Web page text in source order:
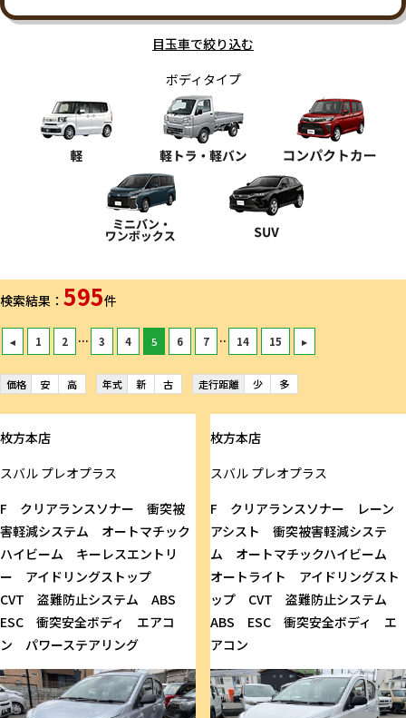
目玉車で絞り込む
ボディタイプ
検索結果： 595件
◂ 1 2 ... 3 4 5 6 7 .. 14 15 ▸
価格 安 高 年式 新 古 走行距離 少 多
枚方本店
スバル プレオプラス
F クリアランスソナー 衝突被
害軽減システム オートマチック
ハイビーム キーレスエントリ
ー アイドリングストップ
CVT 盗難防止システム ABS
ESC 衝突安全ボディ エアコ
ン パワーステアリング
枚方本店
スバルプレオプラス
F クリアランスソナー レーン
アシスト 衝突被害軽減システ
ム オートマチックハイビーム
オートライト アイドリングスト
ップ CVT 盗難防止システム
ABS ESC 衝突安全ボディ エ
アコン